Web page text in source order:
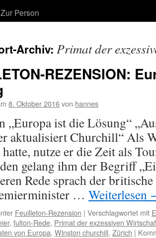
Zur Person
Archiv: Primat der
REZENSION:
8. Oktober 2016von hannes
„Europa ist die Lösung“
aktualisiert Churchill“ Als
nutze er die Zeit als
gelang ihm der Begriff
Rede sprach der britische
… Weiterlesen
Feuilleton-Rezension | Verschlagwortet mit
, fulton-Rede, Primat der exzessiven
von Europa, Winston churchill, Zürich |